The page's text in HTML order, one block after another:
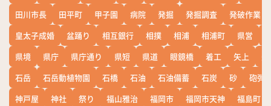
田川市長
田平町 甲子園 病院 発掘 発掘調査
発破作業
皇太子成婚
盆踊り 相互銀行 相撲 相浦 相浦町 県営
県境
県庁 県庁通り 県短 県道 眼鏡橋 着工 矢上
石岳
石岳動植物園 石橋 石油 石油備蓄 石炭 砂
砲弾
神戸屋
神社 祭り 福山雅治 福岡市 福岡市天神
福島町